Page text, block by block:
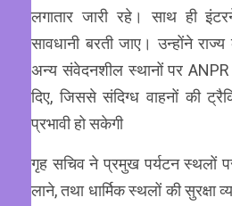
लगातार जारी रहे। साथ ही
सावधानी बरती जाए। उन्होंने
अन्य संवेदनशील स्थानों पर
दिए, जिससे संदिग्ध वाहनों की
प्रभावी हो सकेगी
गृह सचिव ने प्रमुख पर्यटन स्थलों
लाने, तथा धार्मिक स्थलों की सुरक्षा